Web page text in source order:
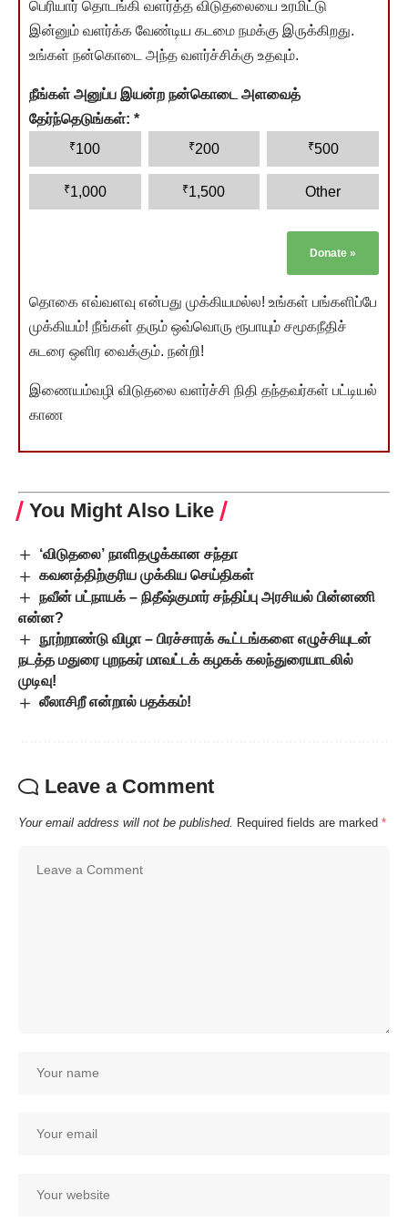
பெரியார் தொடங்கி வளர்த்த விடுதலையை உரமிட்டு
இன்னும் வளர்க்க வேண்டிய கடமை நமக்கு இருக்கிறது.
உங்கள் நன்கொடை அந்த வளர்ச்சிக்கு உதவும்.
நீங்கள் அனுப்ப இயன்ற நன்கொடை அளவைத்
தேர்ந்தெடுங்கள்: *
₹100 ₹200 ₹500
₹1,000 ₹1,500 Other
Donate »
தொகை எவ்வளவு என்பது முக்கியமல்ல! உங்கள் பங்களிப்பே
முக்கியம்! நீங்கள் தரும் ஒவ்வொரு ரூபாயும் சமூகநீதிச்
சுடரை ஒளிர வைக்கும். நன்றி!
இணையம்வழி விடுதலை வளர்ச்சி நிதி தந்தவர்கள் பட்டியல்
காண
You Might Also Like
‘விடுதலை’ நாளிதழுக்கான சந்தா
கவனத்திற்குரிய முக்கிய செய்திகள்
நவீன் பட்நாயக் – நிதீஷ்குமார் சந்திப்பு அரசியல் பின்னணி
என்ன?
நூற்றாண்டு விழா – பிரச்சாரக் கூட்டங்களை எழுச்சியுடன்
நடத்த மதுரை புறநகர் மாவட்டக் கழகக் கலந்துரையாடலில்
முடிவு!
லீலாசிறீ என்றால் பதக்கம்!
Leave a Comment
Your email address will not be published. Required fields are marked *